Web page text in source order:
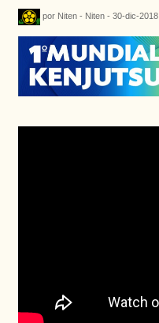
por Niten - Niten - 30-dic-2018